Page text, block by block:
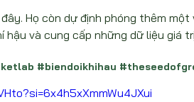
Họ còn dự định phóng thêm
và cung cấp những dữ liệu giá
#biendoikhihau